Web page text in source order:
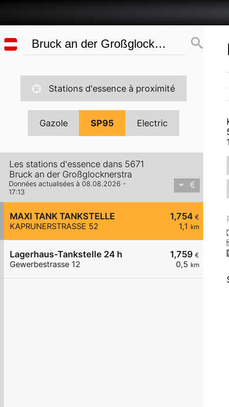
Stations d'essence à proximité
Gazole SP95 Electric
Les stations d'essence dans 5671
Bruck an der Großglocknerstra
Données actualisées à 08.08.2026 -
17:13
1,754 €
1,1 km
MAXI TANK TANKSTELLE
KAPRUNERSTRASSE 52
1,759 €
0,5 km
Lagerhaus-Tankstelle 24 h
Gewerbestrasse 12